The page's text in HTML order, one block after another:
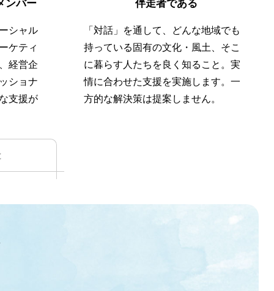
ンバー
シャル
ケティ
経営企
ショナ
支援が
伴走者である
「対話」を通して、どんな地域でも
持っている固有の文化・風土、そこ
に暮らす人たちを良く知ること。実
情に合わせた支援を実施します。一
方的な解決策は提案しません。